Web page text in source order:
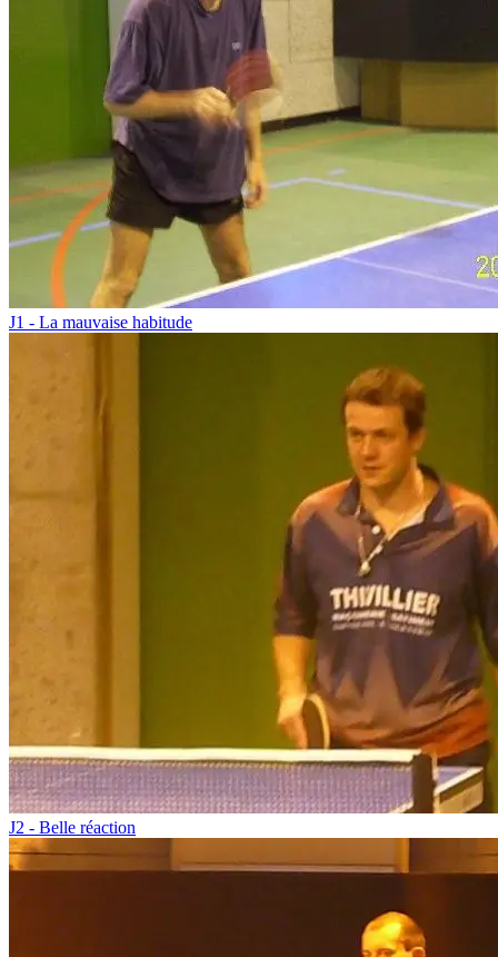
J1 - La mauvaise habitude
J2 - Belle réaction